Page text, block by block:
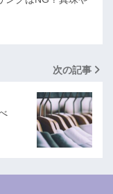
次の記事